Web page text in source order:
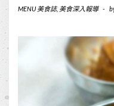
MENU 美食誌, 美食深入報導 -